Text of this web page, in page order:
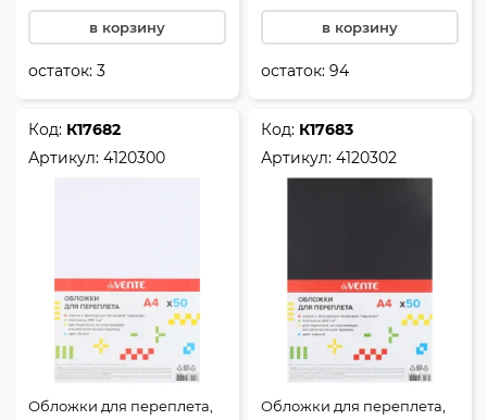
в корзину
остаток:3
в корзину
остаток:94
Код: К17682
Артикул:4120300
Обложки для переплета,
Код: К17683
Артикул:4120302
Обложки для переплета,